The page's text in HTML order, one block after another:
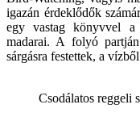
igazán érdeklődők
egy vastag könyvvel
madarai. A folyó
sárgásra festettek, a
Csodálatos reggeli